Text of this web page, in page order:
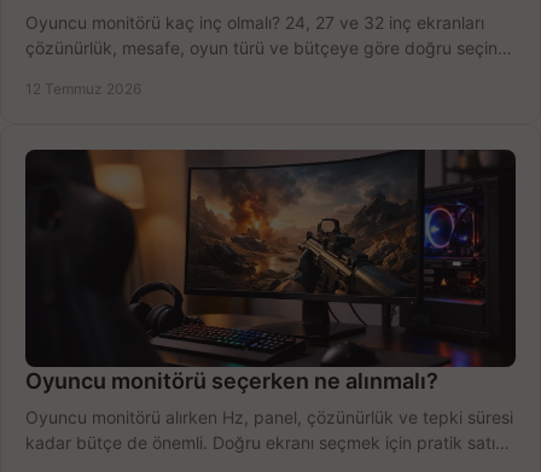
Oyuncu monitörü kaç inç olmalı? 24, 27 ve 32 inç ekranları
çözünürlük, mesafe, oyun türü ve bütçeye göre doğru seçin,
12 Temmuz 2026
Oyuncu monitörü seçerken ne alınmalı?
Oyuncu monitörü alırken Hz, panel, çözünürlük ve tepki süresi
kadar bütçe de önemli. Doğru ekranı seçmek için pratik satın